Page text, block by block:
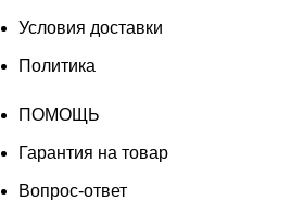
Условия доставки
Политика
ПОМОЩЬ
Гарантия на товар
Вопрос-ответ